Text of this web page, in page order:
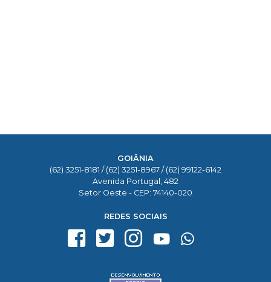
GOIÂNIA
(62) 3251-8181 / (62) 3251-8967 / (62) 99122-6142
Avenida Portugal, 482
Setor Oeste - CEP: 74140-020
REDES SOCIAIS